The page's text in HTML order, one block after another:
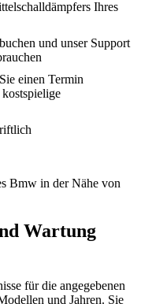
Ihres
und unser Support
einen Termin
Bmw in der Nähe von
Wartung
für die angegebenen
und Jahren. Sie